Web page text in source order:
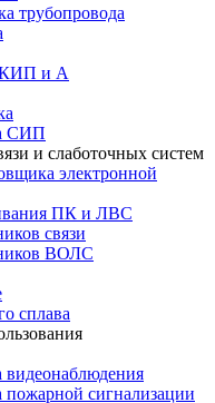
трубопровода
КИП и А
СИП
и слаботочных систем
электронной
ПК и ЛВС
связи
ВОЛС
сплава
видеонаблюдения
пожарной сигнализации